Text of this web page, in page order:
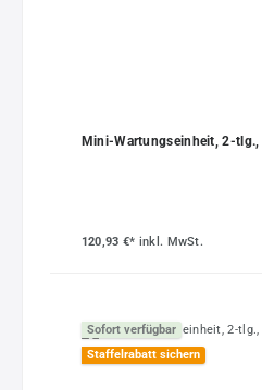
Mini-Wartungseinheit, 2-tlg.,
120,93 €* inkl. MwSt.
Sofort verfügbar
Staffelrabatt sichern